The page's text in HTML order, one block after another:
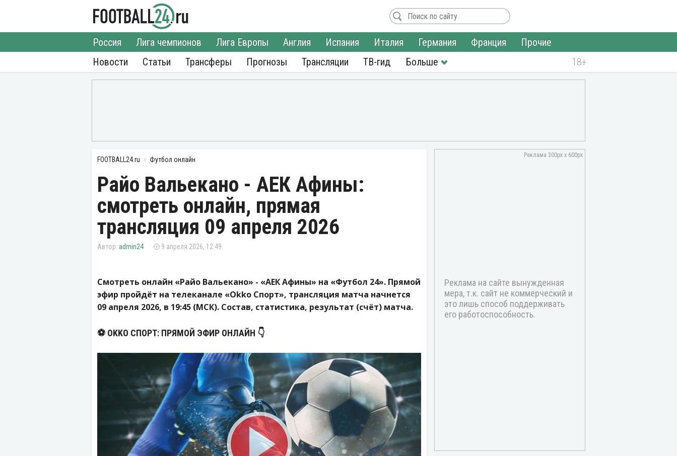
Новости
Россия Лига чемпионов Лига Европы Англия Испания Италия Германия Франция
Прочие
Статьи
Трансферы Прогнозы Трансляции ТВ-гид
FOOTBALL24.ru Футбол онлайн
Райо Вальекано - АЕК Афины:
смотреть онлайн, прямая
трансляция 09 апреля 2026
admin24 9 апреля 2026, 12:49
Смотреть онлайн «Райо Вальекано» - «АЕК Афины» на «Футбол 24». Прямой
эфир пройдёт на телеканале «Okko Спорт», трансляция матча начнется
09 апреля 2026, в 19:45 (МСК). Состав, статистика, результат (счёт) матча.
⚽️ OKKO СПОРТ: ПРЯМОЙ ЭФИР ОНЛАЙН 👇